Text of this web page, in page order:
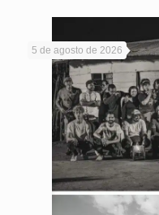
5 de agosto de 2026